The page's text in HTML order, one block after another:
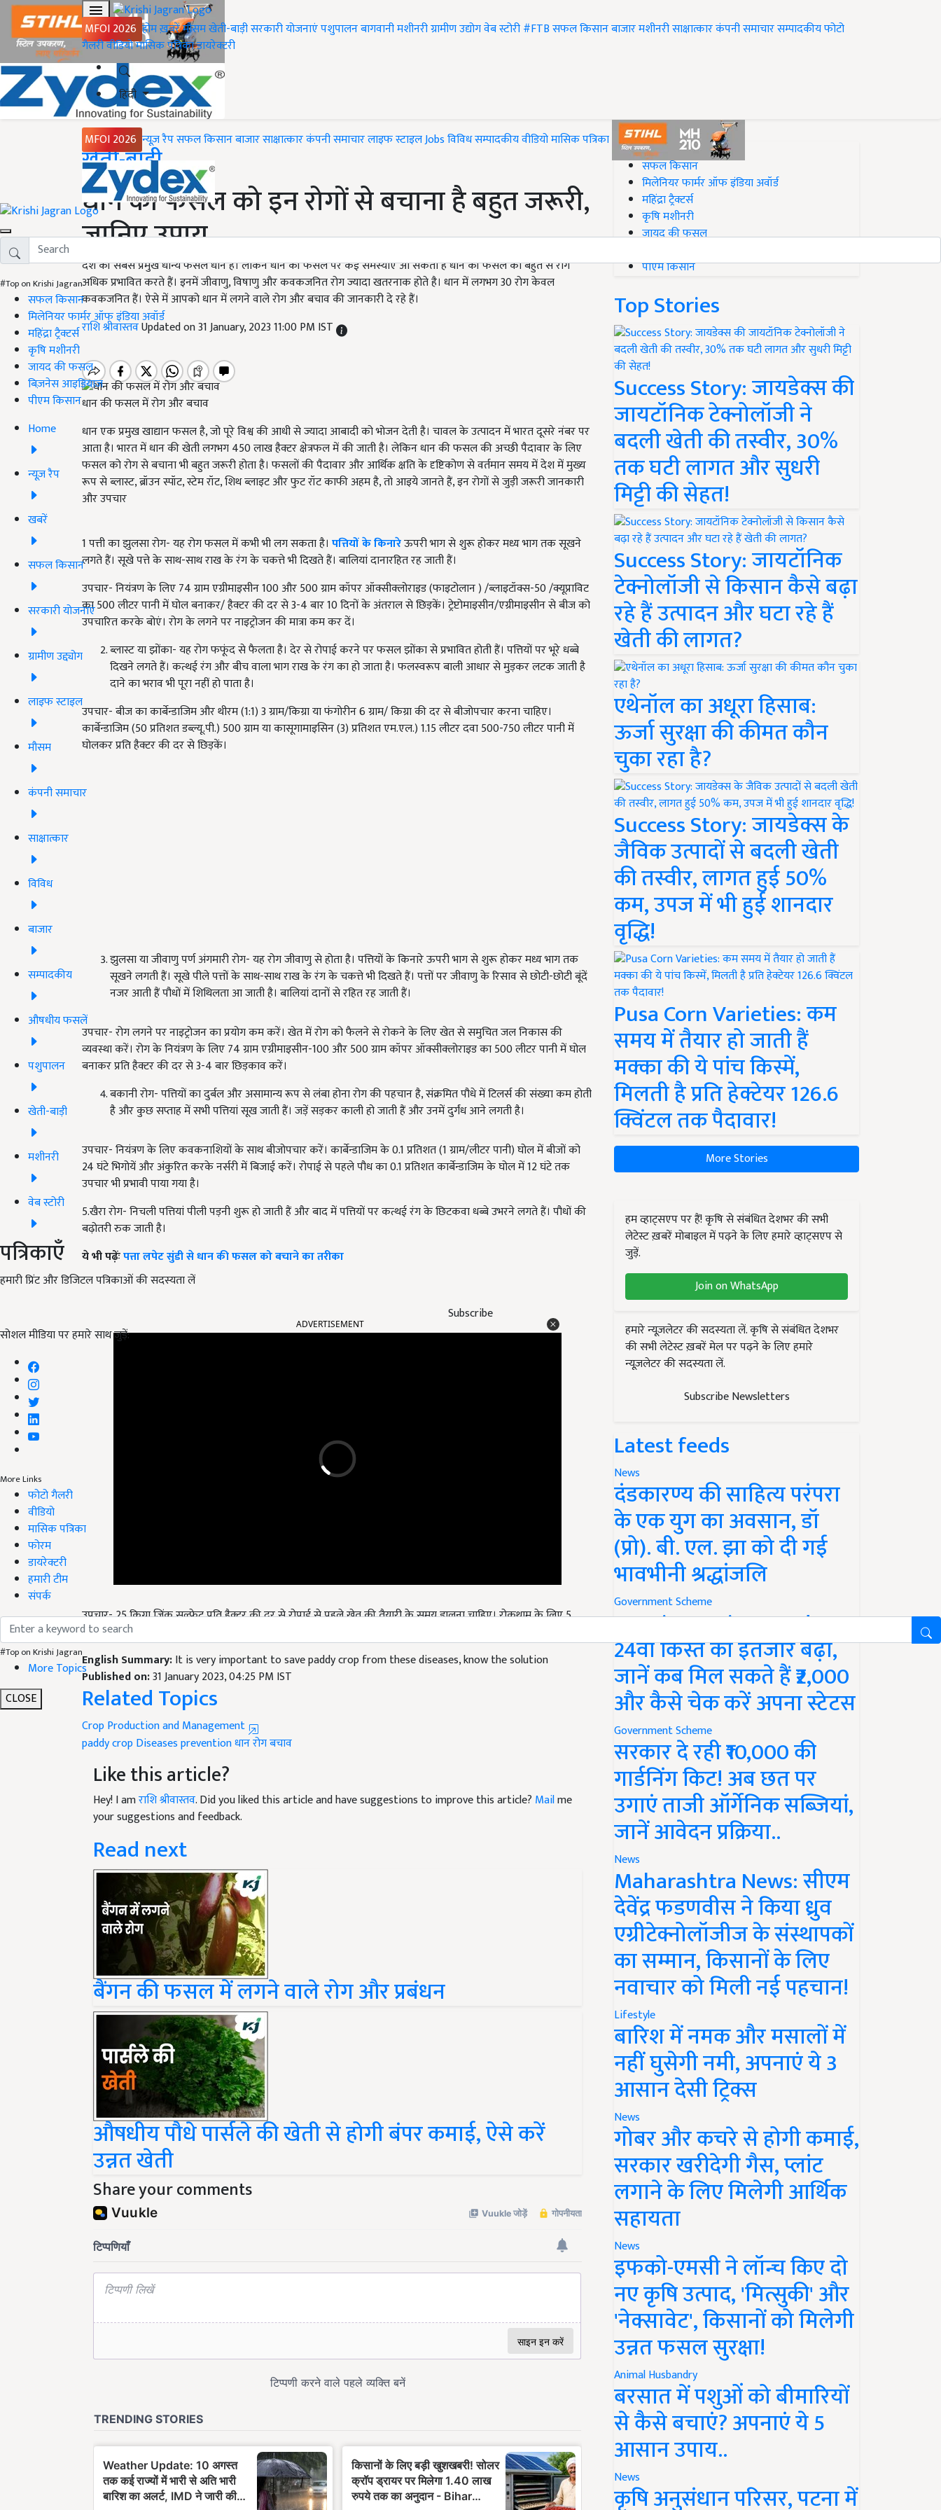
MFOI 2026 होमख़बरेंमौसमखेती-बाड़ीसरकारी योजनाएंपशुपालनबागवानीमशीनरीग्रामीण उद्योगवेब स्टोरी#FTBसफल किसानबाजारमशीनरीसाक्षात्कारकंपनी समाचारसम्पादकीयफोटो
गैलरीवीडियोमासिक पत्रिकाडायरेक्टरी
हिंदी
MFOI 2026 न्यूज़ रैपसफल किसानबाजारसाक्षात्कारकंपनी समाचारलाइफ स्टाइलJobsविविधसम्पादकीयवीडियोमासिक पत्रिका
#Top on Krishi Jagran
सफल किसान
मिलेनियर फार्मर ऑफ इंडिया अवॉर्ड
महिंद्रा ट्रैक्टर्स
कृषि मशीनरी
जायद की फसल
बिज़नेस आइडियाज
पीएम किसान
Home
न्यूज़ रैप
खबरें
सफल किसान
सरकारी योजनाएं
ग्रामीण उद्द्योग
लाइफ स्टाइल
मौसम
कंपनी समाचार
साक्षात्कार
विविध
बाजार
सम्पादकीय
औषधीय फसलें
पशुपालन
खेती-बाड़ी
मशीनरी
वेब स्टोरी
पत्रिकाएँ
हमारी प्रिंट और डिजिटल पत्रिकाओं की सदस्यता लें
Subscribe
सोशल मीडिया पर हमारे साथ जुड़ें:
More Links
फोटो गैलरी
वीडियो
मासिक पत्रिका
फोरम
डायरेक्टरी
हमारी टीम
संपर्क
#Top on Krishi Jagran
More Topics
CLOSE
Home
खेती-बाड़ी
धान की फसल को इन रोगों से बचाना है बहुत जरूरी,
जानिए उपाय
देश की सबसे प्रमुख धान्य फसल धान है। लेकिन धान की फसल पर कई समस्याएं आ सकती हैं धान की फसल को बहुत से रोग
अधिक प्रभावित करते हैं। इनमें जीवाणु, विषाणु और कवकजनित रोग ज्यादा खतरनाक होते है। धान में लगभग 30 रोग केवल
कवकजनित हैं। ऐसे में आपको धान में लगने वाले रोग और बचाव की जानकारी दे रहे हैं।
राशि श्रीवास्तवUpdated on 31 January, 2023 11:00 PM IST
धान की फसल में रोग और बचाव
धान एक प्रमुख खाद्यान फसल है, जो पूरे विश्व की आधी से ज्यादा आबादी को भोजन देती है। चावल के उत्पादन में भारत दूसरे नंबर पर
आता है। भारत में धान की खेती लगभग 450 लाख हैक्टर क्षेत्रफल में की जाती है। लेकिन धान की फसल की अच्छी पैदावार के लिए
फसल को रोग से बचाना भी बहुत जरूरी होता है। फसलों की पैदावार और आर्थिक क्षति के दृष्टिकोण से वर्तमान समय में देश में मुख्य
रूप से ब्लास्ट, ब्रॉउन स्पॉट, स्टेम रॉट, शिथ ब्लाइट और फुट रॉट काफी अहम है, तो आइये जानते हैं, इन रोगों से जुड़ी जरूरी जानकारी
और उपचार
1 पत्ती का झुलसा रोग- यह रोग फसल में कभी भी लग सकता है। पत्तियों के किनारेऊपरी भाग से शुरू होकर मध्य भाग तक सूखने
लगते हैं। सूखे पत्ते के साथ-साथ राख के रंग के चकत्ते भी दिखते हैं। बालियां दानारहित रह जाती हैं।
उपचार- नियंत्रण के लिए 74 ग्राम एग्रीमाइसीन 100 और 500 ग्राम कॉपर ऑक्सीक्लोराइड (फाइटोलान ) /ब्लाइटॉक्स-50 /क्यूप्राविट
का 500 लीटर पानी में घोल बनाकर/ हैक्टर की दर से 3-4 बार 10 दिनों के अंतराल से छिड़कें। ट्रेप्टोमाइसीन/एग्रीमाइसीन से बीज को
उपचारित करके बोएं। रोग के लगने पर नाइट्रोजन की मात्रा कम कर दें।
ब्लास्ट या झोंका- यह रोग फफूंद से फैलता है। देर से रोपाई करने पर फसल झोंका से प्रभावित होती हैं। पत्तियों पर भूरे धब्बे
दिखने लगते हैं। कत्थई रंग और बीच वाला भाग राख के रंग का हो जाता है। फलस्वरूप बाली आधार से मुड़कर लटक जाती है
दाने का भराव भी पूरा नहीं हो पाता है।
उपचार- बीज का कार्बेन्डाजिम और थीरम (1:1) 3 ग्राम/किग्रा या फंगोरीन 6 ग्राम/ किग्रा की दर से बीजोपचार करना चाहिए।
कार्बेन्डाजिम (50 प्रतिशत डब्ल्यू.पी.) 500 ग्राम या कासूगामाइसिन (3) प्रतिशत एम.एल.) 1.15 लीटर दवा 500-750 लीटर पानी में
घोलकर प्रति हैक्टर की दर से छिड़कें।
झुलसा या जीवाणु पर्ण अंगमारी रोग- यह रोग जीवाणु से होता है। पत्तियों के किनारे ऊपरी भाग से शुरू होकर मध्य भाग तक
सूखने लगती हैं। सूखे पीले पत्तों के साथ-साथ राख के रंग के चकत्ते भी दिखते हैं। पत्तों पर जीवाणु के रिसाव से छोटी-छोटी बूंदें
नजर आती हैं पौधों में शिथिलता आ जाती है। बालियां दानों से रहित रह जाती हैं।
उपचार- रोग लगने पर नाइट्रोजन का प्रयोग कम करें। खेत में रोग को फैलने से रोकने के लिए खेत से समुचित जल निकास की
व्यवस्था करें। रोग के नियंत्रण के लिए 74 ग्राम एग्रीमाइसीन-100 और 500 ग्राम कॉपर ऑक्सीक्लोराइड का 500 लीटर पानी में घोल
बनाकर प्रति हैक्टर की दर से 3-4 बार छिड़काव करें।
बकानी रोग- पत्तियों का दुर्बल और असामान्य रूप से लंबा होना रोग की पहचान है, संक्रमित पौधे में टिलर्स की संख्या कम होती
है और कुछ सप्ताह में सभी पत्तियां सूख जाती हैं। जड़ें सड़कर काली हो जाती हैं और उनमें दुर्गंध आने लगती है।
उपचार- नियंत्रण के लिए कवकनाशियों के साथ बीजोपचार करें। कार्बेन्डाजिम के 0.1 प्रतिशत (1 ग्राम/लीटर पानी) घोल में बीजों को
24 घंटे भिगोयें और अंकुरित करके नर्सरी में बिजाई करें। रोपाई से पहले पौध का 0.1 प्रतिशत कार्बेन्डाजिम के घोल में 12 घंटे तक
उपचार भी प्रभावी पाया गया है।
5.खैरा रोग- निचली पत्तियां पीली पड़नी शुरू हो जाती हैं और बाद में पत्तियों पर कत्थई रंग के छिटकवा धब्बे उभरने लगते हैं। पौधों की
बढ़ोतरी रुक जाती है।
ये भी पढ़ेंःपत्ता लपेट सुंडी से धान की फसल को बचाने का तरीका
किग्रा जिंक सल्फेट और 2.5 किग्रा चूना 600-700 लीटर पानी में घोलकर प्रति हैक्टर का छिड़काव करें।
English Summary:It is very important to save paddy crop from these diseases, know the solution
Published on:31 January 2023, 04:25 PM IST
Related Topics
Crop Production and Management
paddy cropDiseases preventionधानरोग
Like this article?
Hey! I amराशि श्रीवास्तव. Did you liked this article and have suggestions to improve this article?
your suggestions and feedback.
Read next
बैंगन की फसल में लगने वाले रोग और प्रबंधन
औषधीय पौधे पार्सले की खेती से होगी बंपर कमाई, ऐसे करें
उन्नत खेती
Share your comments
#Top on Krishi Jagran
सफल किसान
मिलेनियर फार्मर ऑफ इंडिया अवॉर्ड
महिंद्रा ट्रैक्टर्स
कृषि मशीनरी
जायद की फसल
पीएम किसान
Top Stories
Success Story: जायडेक्स की
जायटॉनिक टेक्नोलॉजी ने
बदली खेती की तस्वीर, 30%
तक घटी लागत और सुधरी
मिट्टी की सेहत!
Success Story: जायटॉनिक
टेक्नोलॉजी से किसान कैसे बढ़ा
रहे हैं उत्पादन और घटा रहे हैं
खेती की लागत?
एथेनॉल का अधूरा हिसाब:
ऊर्जा सुरक्षा की कीमत कौन
चुका रहा है?
Success Story: जायडेक्स के
जैविक उत्पादों से बदली खेती
की तस्वीर, लागत हुई 50%
कम, उपज में भी हुई शानदार
वृद्धि!
Pusa Corn Varieties: कम
समय में तैयार हो जाती हैं
मक्का की ये पांच किस्में,
मिलती है प्रति हेक्टेयर 126.6
क्विंटल तक पैदावार!
More Stories
हम व्हाट्सएप पर हैं! कृषि से संबंधित देशभर की सभी
लेटेस्ट ख़बरें मोबाइल में पढ़ने के लिए हमारे व्हाट्सएप से
जुड़ें.
Join on WhatsApp
हमारे न्यूज़लेटर की सदस्यता लें. कृषि से संबंधित देशभर
की सभी लेटेस्ट ख़बरें मेल पर पढ़ने के लिए हमारे
न्यूज़लेटर की सदस्यता लें.
Subscribe Newsletters
Latest feeds
News
दंडकारण्य की साहित्य परंपरा
के एक युग का अवसान, डॉ
(प्रो). बी. एल. झा को दी गई
भावभीनी श्रद्धांजलि
Government Scheme
PM Kisan Yojana Update:
24वीं किस्त का इंतजार बढ़ा,
जानें कब मिल सकते हैं ₹2,000
और कैसे चेक करें अपना स्टेटस
Government Scheme
सरकार दे रही ₹10,000 की
गार्डनिंग किट! अब छत पर
उगाएं ताजी ऑर्गेनिक सब्जियां,
जानें आवेदन प्रक्रिया..
News
Maharashtra News: सीएम
देवेंद्र फडणवीस ने किया ध्रुव
एग्रीटेक्नोलॉजीज के संस्थापकों
का सम्मान, किसानों के लिए
नवाचार को मिली नई पहचान!
Lifestyle
बारिश में नमक और मसालों में
नहीं घुसेगी नमी, अपनाएं ये 3
आसान देसी ट्रिक्स
News
गोबर और कचरे से होगी कमाई,
सरकार खरीदेगी गैस, प्लांट
लगाने के लिए मिलेगी आर्थिक
सहायता
News
इफको-एमसी ने लॉन्च किए दो
नए कृषि उत्पाद, 'मित्सुकी' और
'नेक्सावेट', किसानों को मिलेगी
उन्नत फसल सुरक्षा!
Animal Husbandry
बरसात में पशुओं को बीमारियों
से कैसे बचाएं? अपनाएं ये 5
आसान उपाय..
News
कृषि अनुसंधान परिसर, पटना में